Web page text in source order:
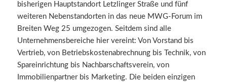
bisherigen Hauptstandort Letzlinger Straße und fünf
weiteren Nebenstandorten in das neue MWG-Forum im
Breiten Weg 25 umgezogen. Seitdem sind alle
Unternehmensbereiche hier vereint: Von Vorstand bis
Vertrieb, von Betriebskostenabrechnung bis Technik, von
Spareinrichtung bis Nachbarschaftsverein, von
Immobilienpartner bis Marketing. Die beiden einzigen